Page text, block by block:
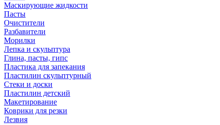
Маскирующие жидкости
Пасты
Очистители
Разбавители
Морилки
Лепка и скульптура
Глина, пасты, гипс
Пластика для запекания
Пластилин скульптурный
Стеки и доски
Пластилин детский
Макетирование
Коврики для резки
Лезвия